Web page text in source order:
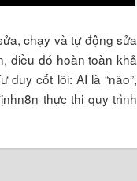
chạy và tự động sửa
điều đó hoàn toàn khả
cốt lõi: AI là “não”,
thực thi quy trình